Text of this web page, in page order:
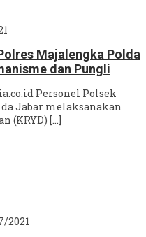
Majalengka Polda
dan Pungli
Personel Polsek
Jabar melaksanakan
(KRYD) […]
2021